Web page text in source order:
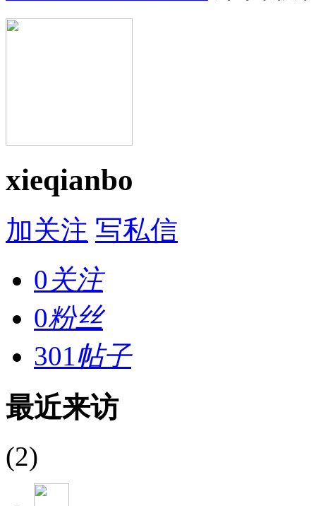
xieqianbo
加关注 写私信
0关注
0粉丝
301帖子
最近来访
(2)